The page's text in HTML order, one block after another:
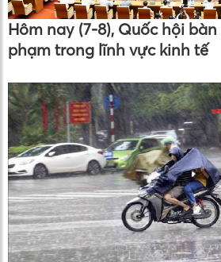
Hôm nay (7-8), Quốc hội
phạm trong lĩnh vực kinh tế